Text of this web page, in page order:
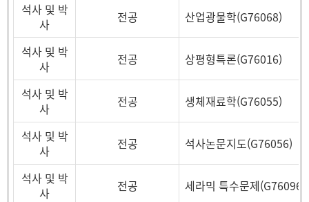
석사 및 박
사
전공 산업광물학(G76068)
석사 및 박
사
전공 상평형특론(G76016)
석사 및 박
사
전공 생체재료학(G76055)
석사 및 박
사
전공 석사논문지도(G76056)
석사 및 박
사
전공 세라믹 특수문제(G76096)